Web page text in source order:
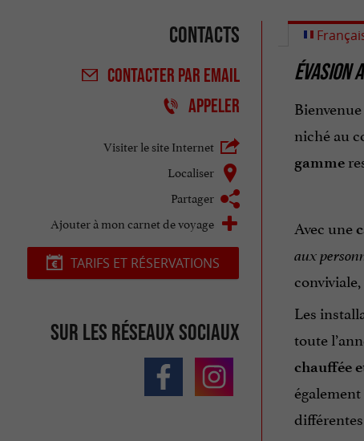
Contacts
CONTACTER PAR EMAIL
APPELER
Visiter le site Internet
Localiser
Partager
Ajouter à mon carnet de voyage
TARIFS ET RÉSERVATIONS
Sur les réseaux sociaux
ÉVASION
niché au
gamme
Avec une
aux
Les
toute
chauffée
différentes